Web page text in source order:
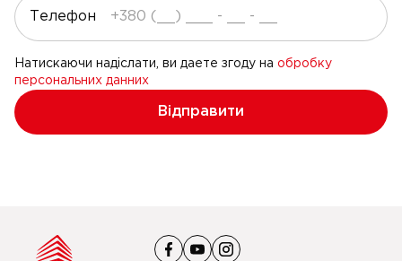
Телефон
Натискаючи надіслати, ви даете згоду на обробку
персональних данних
Відправити